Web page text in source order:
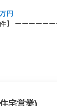
円
】 ーーーーーー
宅営業)